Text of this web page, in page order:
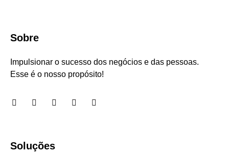
Sobre
Impulsionar o sucesso dos negócios e das pessoas.
Esse é o nosso propósito!
Soluções